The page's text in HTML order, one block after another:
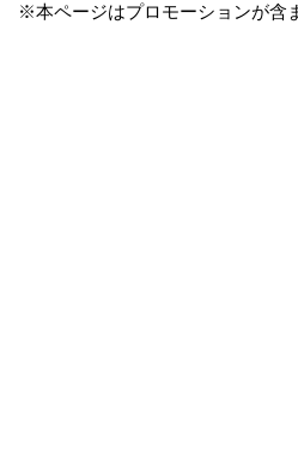
※本ページはプロモーションが含